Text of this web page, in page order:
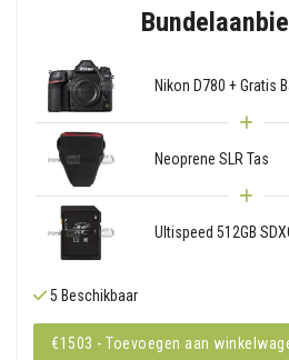
Nikon D780 + Gratis
Neoprene SLR Tas
Ultispeed 512GB
5 Beschikbaar
€1503 - Toevoegen aan